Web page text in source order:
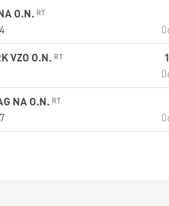
O.N.
VZO O.N.
NA O.N.